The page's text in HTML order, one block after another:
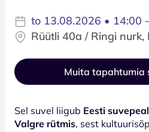
to 13.08.2026 • 14:00
Rüütli 40a / Ringi nurk,
Muita tapahtumia
Sel suvel liigub Eesti
Valgre rütmis, sest